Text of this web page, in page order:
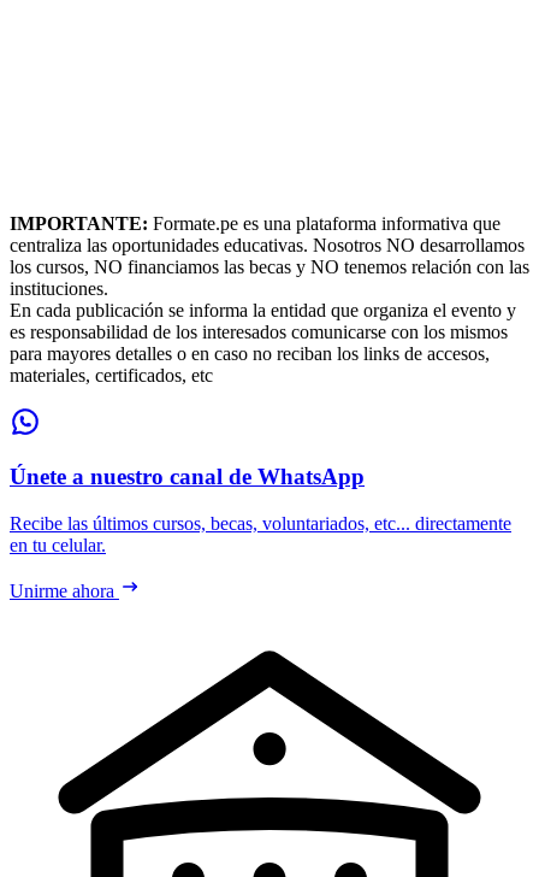
IMPORTANTE: Formate.pe es una plataforma informativa que
centraliza las oportunidades educativas. Nosotros NO desarrollamos
los cursos, NO financiamos las becas y NO tenemos relación con las
instituciones.
En cada publicación se informa la entidad que organiza el evento y
es responsabilidad de los interesados comunicarse con los mismos
para mayores detalles o en caso no reciban los links de accesos,
materiales, certificados, etc
Únete a nuestro canal de WhatsApp
Recibe las últimos cursos, becas, voluntariados, etc... directamente
en tu celular.
Unirme ahora